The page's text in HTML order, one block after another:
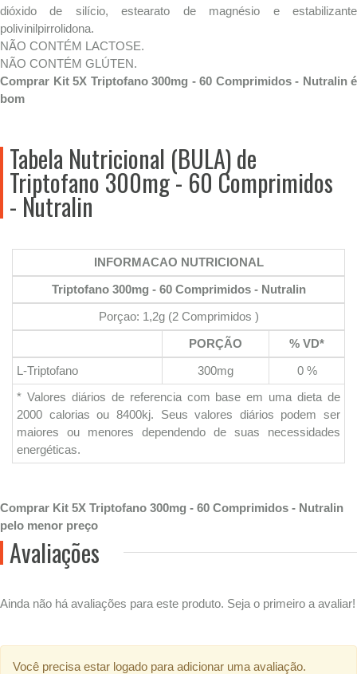
dióxido de silício, estearato de magnésio e estabilizante
polivinilpirrolidona.
NÃO CONTÉM LACTOSE.
NÃO CONTÉM GLÚTEN.
Comprar Kit 5X Triptofano 300mg - 60 Comprimidos - Nutralin é
bom
Tabela Nutricional (BULA) de
Triptofano 300mg - 60 Comprimidos
- Nutralin
INFORMACAO NUTRICIONAL
Triptofano 300mg - 60 Comprimidos - Nutralin
Porçao: 1,2g (2 Comprimidos )
PORÇÃO
% VD*
L-Triptofano
300mg
0 %
* Valores diários de referencia com base em uma dieta de
2000 calorias ou 8400kj. Seus valores diários podem ser
maiores ou menores dependendo de suas necessidades
energéticas.
Comprar Kit 5X Triptofano 300mg - 60 Comprimidos - Nutralin
pelo menor preço
Avaliações
Ainda não há avaliações para este produto. Seja o primeiro a avaliar!
Você precisa estar logado para adicionar uma avaliação.